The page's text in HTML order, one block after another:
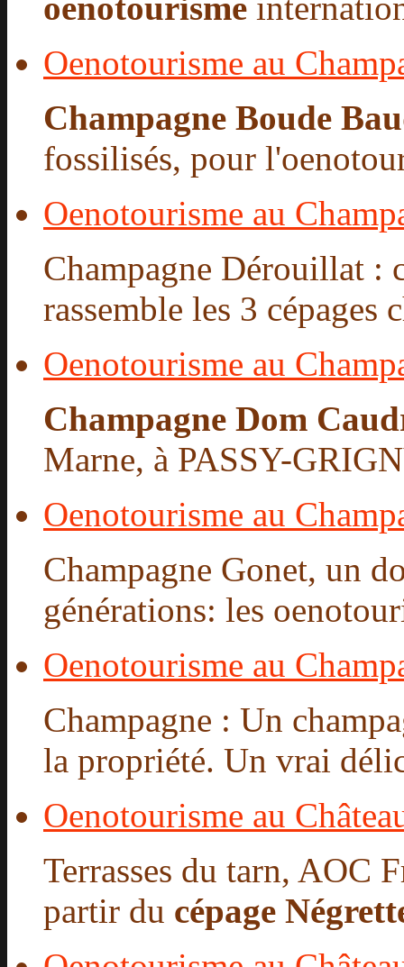
oenotourisme
Oenotourisme au
Champagne Boude
fossilisés, pour
Oenotourisme au
Champagne Dérouillat :
rassemble les 3 cépages
Oenotourisme au
Champagne Dom
Marne, à PASSY-
Oenotourisme au
Champagne Gonet, un
générations: les
Oenotourisme au
Champagne : Un
la propriété. Un vrai
Oenotourisme au
Terrasses du tarn, AOC
partir du cépage